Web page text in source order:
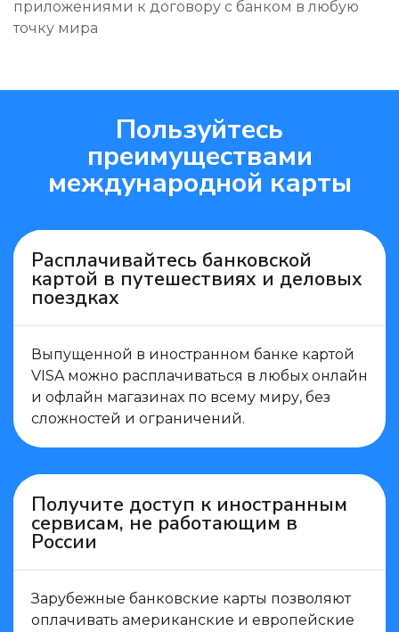
приложениями к договору с банком в любую
точку мира
Пользуйтесь
преимуществами
международной карты
Расплачивайтесь банковской
картой в путешествиях и деловых
поездках
Выпущенной в иностранном банке картой
VISA можно расплачиваться в любых онлайн
и офлайн магазинах по всему миру, без
сложностей и ограничений.
Получите доступ к иностранным
сервисам, не работающим в
России
Зарубежные банковские карты позволяют
оплачивать американские и европейские